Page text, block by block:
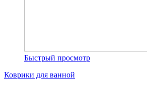
Быстрый просмотр
Коврики для ванной